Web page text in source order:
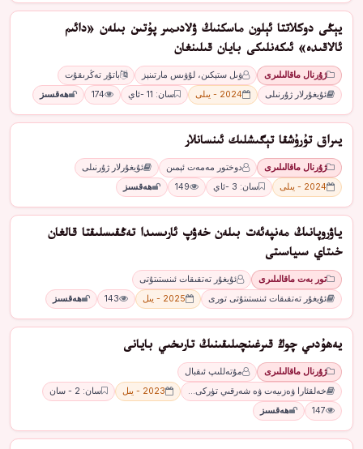
ﻳﯧﯖﻰ دوﻛﻼﺗﺘﺎ ﺋﯧﻠﻮﻥ ﻣﺎﺳﻜﻨﯩﯔ ۋﻻدﯨﻤﯩﺮ ﭘﯘﺗﯩﻦ ﺑﯩﻠﻪﻥ «داﺋﯩﻢ
ﺋﺎﻻﻗﯩﺪە» ﺋﯩﻜﻪﻧﻠﯩﻜﻰ ﺑﺎﻳﺎﻥ ﻗﯩﻠﯩﻨﻐﺎﻥ
ژۇرنال ماقالىلىرى ۋىل ستېكىن، لۇۋىس مارتىنېز
باتۇر تەڭرىقۇت
ئۇيغۇرلار ژۇرنىلى
2024 - يىلى سان: 11 -ئاي 174 ھەقسىز
ﻳﯩﺮﺍﻕ ﺗﯘﺭﯗﺷﻘﺎ ﺗﯧﮕﯩﺸﻠﯩﻚ ﺋﯩﻨﺴﺎﻧﻼﺭ
ژۇرنال ماقالىلىرى ﺩﻭﺧﺘﻮﺭ ﻣﻪﻣﻪﺕ ﺋﯧﻤﯩﻦ
ئۇيغۇرلار ژۇرنىلى
2024 - يىلى
سان: 3 -ئاي 149 ھەقسىز
ياۋروپانىڭ مەنپەئەت بىلەن خەۋپ ئارىسىدا تەڭقىسلىقتا قالغان
خىتاي سىياسىتى
تور بەت ماقالىلىرى
ئۇيغۇر تەتقىقات ئىنستىتۇتى
ئۇيغۇر تەتقىقات ئىنستىتۇتى تورى
2025 - يىل 143 ھەقسىز
يەھۇدىي چوڭ قىرغىنچىلىقىنىڭ تارىخىي بايانى
ژۇرنال ماقالىلىرى
مۇتەللىپ ئىقبال
خەلقئارا ۋەزىيەت ۋە شەرقىي تۈركى…
2023 - يىل
سان: 2 - سان
147
ھەقسىز